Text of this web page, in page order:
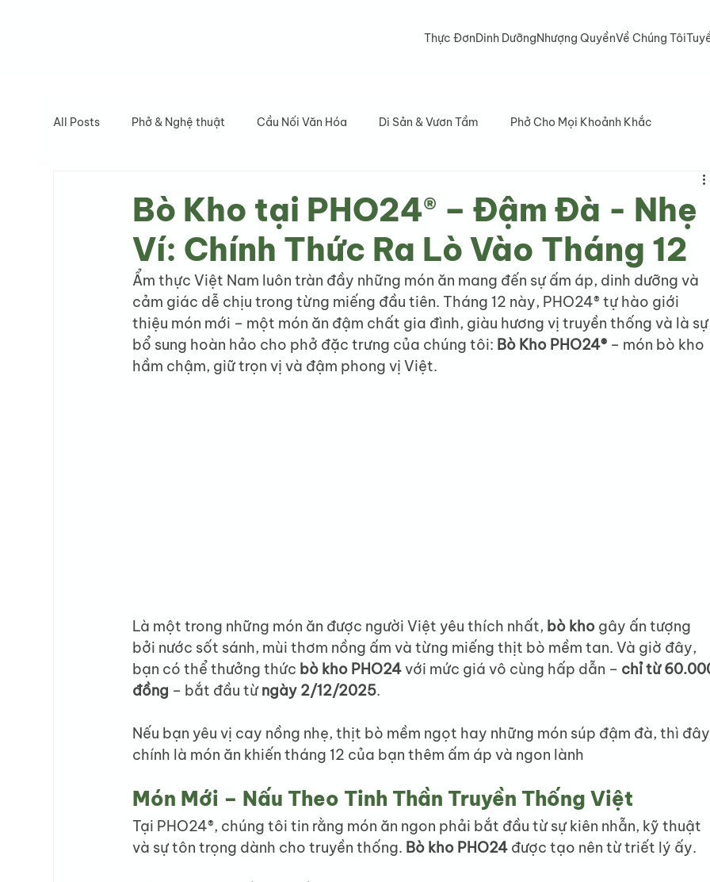
Thực ĐơnDinh DưỡngNhượng QuyềnVề Chúng Tôi
All Posts Phở & Nghệ thuật Cầu Nối Văn Hóa Di Sản & Vươn Tầm Phở Cho Mọi Khoảnh Khắc
Bò Kho tại PHO24® – Đậm Đà - Nhẹ
Ví: Chính Thức Ra Lò Vào Tháng 12
Ẩm thực Việt Nam luôn tràn đầy những món ăn mang đến sự ấm áp, dinh dưỡng và
cảm giác dễ chịu trong từng miếng đầu tiên. Tháng 12 này, PHO24® tự hào giới
thiệu món mới – một món ăn đậm chất gia đình, giàu hương vị truyền thống và là
bổ sung hoàn hảo cho phở đặc trưng của chúng tôi: Bò Kho PHO24® – món bò kho
hầm chậm, giữ trọn vị và đậm phong vị Việt.
Là một trong những món ăn được người Việt yêu thích nhất, bò kho gây ấn tượng
bởi nước sốt sánh, mùi thơm nồng ấm và từng miếng thịt bò mềm tan. Và giờ đây,
bạn có thể thưởng thức bò kho PHO24 với mức giá vô cùng hấp dẫn – chỉ từ
đồng – bắt đầu từ ngày 2/12/2025.
Nếu bạn yêu vị cay nồng nhẹ, thịt bò mềm ngọt hay những món súp đậm đà, thì
chính là món ăn khiến tháng 12 của bạn thêm ấm áp và ngon lành
Món Mới – Nấu Theo Tinh Thần Truyền Thống Việt
Tại PHO24®, chúng tôi tin rằng món ăn ngon phải bắt đầu từ sự kiên nhẫn, kỹ thuật
và sự tôn trọng dành cho truyền thống. Bò kho PHO24 được tạo nên từ triết lý ấy.